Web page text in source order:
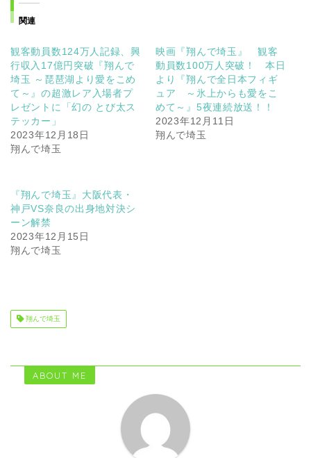
関連
観客動員数124万人記録、興
行収入17億円突破『翔んで
埼玉 ～琵琶湖より愛をこめ
て～』の超激レア入場者プ
レゼントに「幻の とび太ス
テッカー」
2023年12月18日
翔んで埼玉
映画『翔んで埼玉』 観客
動員数100万人突破！ 本日
より『翔んで全日本フィギ
ュア ～氷上からも愛をこ
めて～』5夜連続放送！！
2023年12月11日
翔んで埼玉
『翔んで埼玉』大阪代表・
神戸VS奈良の出身地対決シ
ーン解禁
2023年12月15日
翔んで埼玉
翔んで埼玉
ABOUT ME